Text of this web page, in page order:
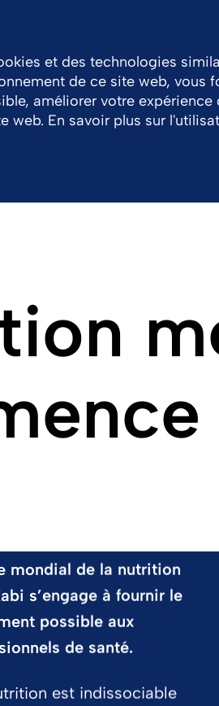
Durabilité Carrière
mondial de la nutrition
s’engage à fournir le
possible aux
de santé.
est indissociable
et des technologies
de ce site web, vous
améliorer votre expérience
web. En savoir plus sur